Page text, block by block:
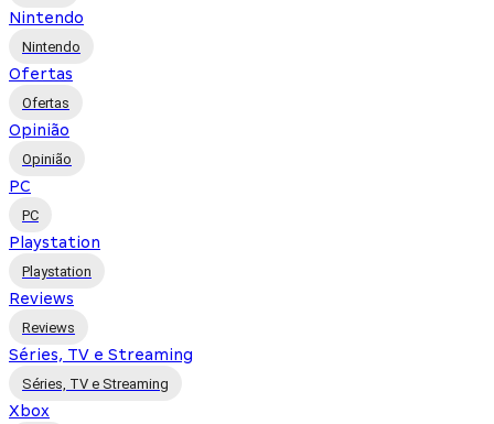
Nintendo
Nintendo
Ofertas
Ofertas
Opinião
Opinião
PC
PC
Playstation
Playstation
Reviews
Reviews
Séries, TV e Streaming
Séries, TV e Streaming
Xbox